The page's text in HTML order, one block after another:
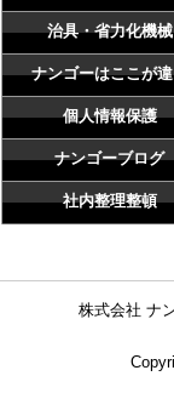
治具・省力化機械
ナンゴーはここが
個人情報保護
ナンゴーブログ
社内整理整頓
株式会社 ナ